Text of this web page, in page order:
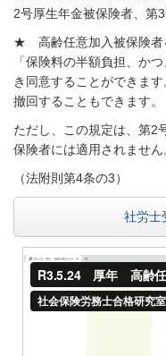
2号厚生年金被保険者、第
★ 高齢任意加入被保険者
「保険料の半額負担、か
き同意することができま
撤回することもできます。
ただし、この規定は、 第2
保険者には適用されません
（法附則第4条の3）
社労士